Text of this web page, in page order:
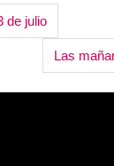
de julio
Las